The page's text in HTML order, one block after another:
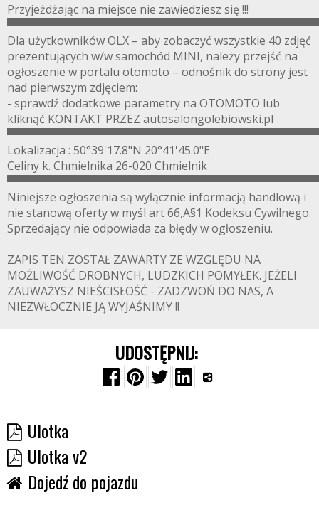
Przyjeżdżając na miejsce nie zawiedziesz się !!!
Dla użytkowników OLX – aby zobaczyć wszystkie 40 zdjęć
prezentujących w/w samochód MINI, należy przejść na
ogłoszenie w portalu otomoto – odnośnik do strony jest
nad pierwszym zdjęciem:
- sprawdź dodatkowe parametry na OTOMOTO lub
kliknąć KONTAKT PRZEZ autosalongolebiowski.pl
Lokalizacja : 50°39'17.8"N 20°41'45.0"E
Celiny k. Chmielnika 26-020 Chmielnik
Niniejsze ogłoszenia są wyłącznie informacją handlową i
nie stanową oferty w myśl art 66,A§1 Kodeksu Cywilnego.
Sprzedający nie odpowiada za błędy w ogłoszeniu.
ZAPIS TEN ZOSTAŁ ZAWARTY ZE WZGLĘDU NA
MOŻLIWOŚĆ DROBNYCH, LUDZKICH POMYŁEK. JEŻELI
ZAUWAŻYSZ NIEŚCISŁOŚĆ - ZADZWOŃ DO NAS, A
NIEZWŁOCZNIE JĄ WYJAŚNIMY !!
UDOSTĘPNIJ:
Ulotka
Ulotka v2
Dojedź do pojazdu